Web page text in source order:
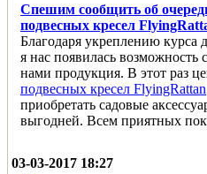
Спешим сообщить об
подвесных кресел
Благодаря укреплению
я нас появилась
нами продукция. В этот раз
подвесных кресел FlyingRattan
приобретать садовые
выгодней. Всем приятных
03-03-2017 18:27